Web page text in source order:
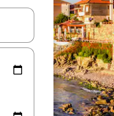
med piletasterne op